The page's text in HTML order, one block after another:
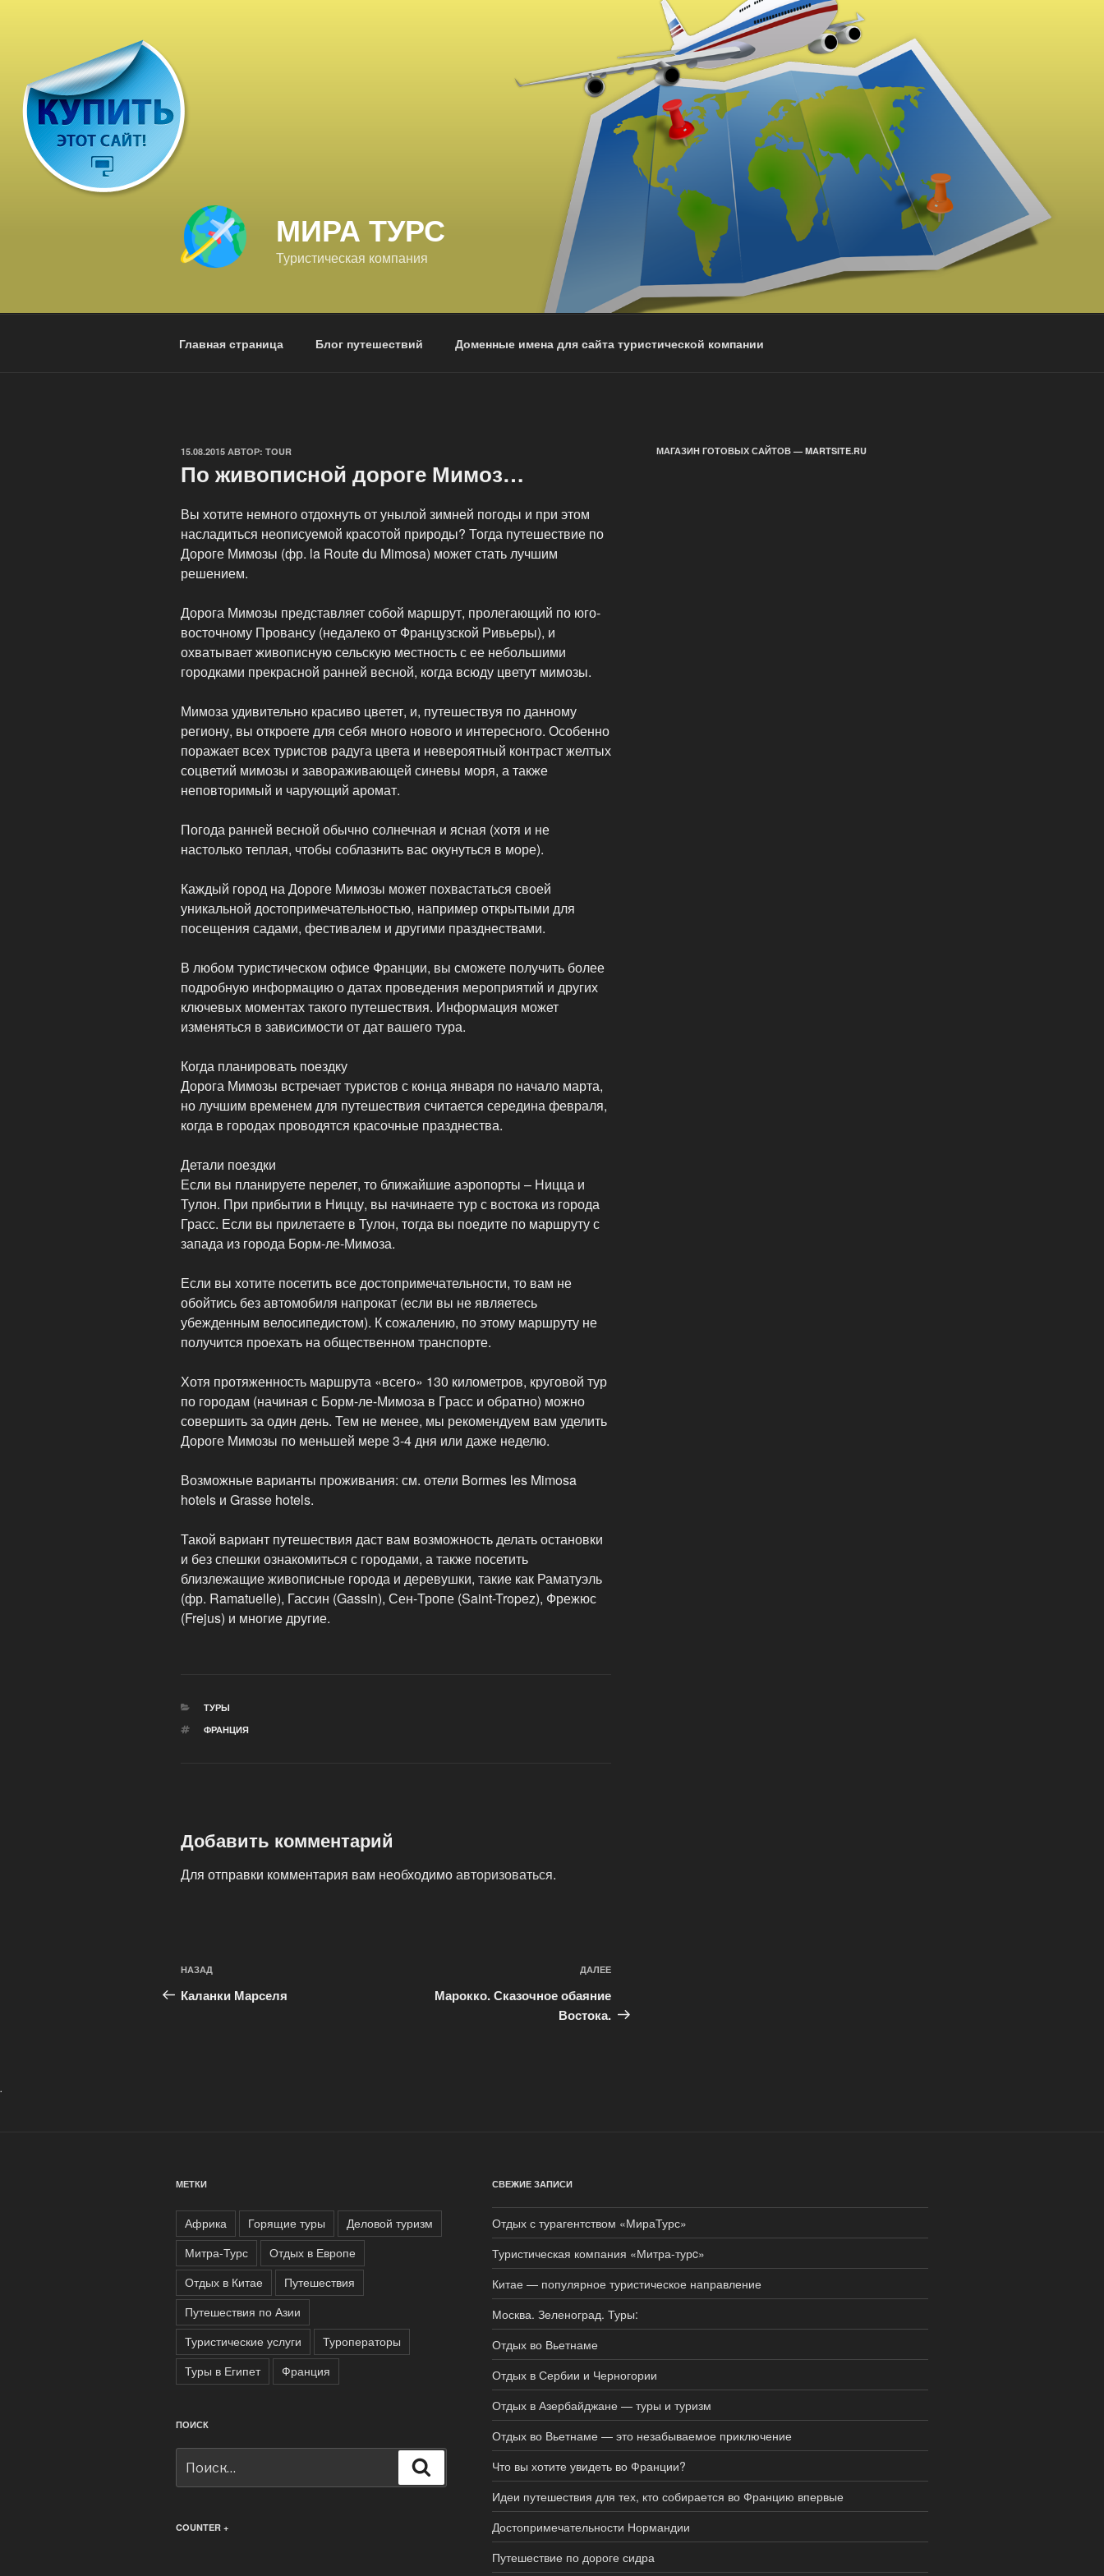
МИРА ТУРС
Туристическая компания
Главная страница Блог путешествий Доменные имена для сайта туристической компании
ОПУБЛИКОВАНО
15.08.2015 АВТОР: TOUR
По живописной дороге Мимоз…
Вы хотите немного отдохнуть от унылой зимней погоды и при этом
насладиться неописуемой красотой природы? Тогда путешествие по
Дороге Мимозы (фр. la Route du Mimosa) может стать лучшим
решением.
Дорога Мимозы представляет собой маршрут, пролегающий по юго-
восточному Провансу (недалеко от Французской Ривьеры), и
охватывает живописную сельскую местность с ее небольшими
городками прекрасной ранней весной, когда всюду цветут мимозы.
Мимоза удивительно красиво цветет, и, путешествуя по данному
региону, вы откроете для себя много нового и интересного. Особенно
поражает всех туристов радуга цвета и невероятный контраст желтых
соцветий мимозы и завораживающей синевы моря, а также
неповторимый и чарующий аромат.
Погода ранней весной обычно солнечная и ясная (хотя и не
настолько теплая, чтобы соблазнить вас окунуться в море).
Каждый город на Дороге Мимозы может похвастаться своей
уникальной достопримечательностью, например открытыми для
посещения садами, фестивалем и другими празднествами.
В любом туристическом офисе Франции, вы сможете получить более
подробную информацию о датах проведения мероприятий и других
ключевых моментах такого путешествия. Информация может
изменяться в зависимости от дат вашего тура.
Когда планировать поездку
Дорога Мимозы встречает туристов с конца января по начало марта,
но лучшим временем для путешествия считается середина февраля,
когда в городах проводятся красочные празднества.
Детали поездки
Если вы планируете перелет, то ближайшие аэропорты – Ницца и
Тулон. При прибытии в Ниццу, вы начинаете тур с востока из города
Грасс. Если вы прилетаете в Тулон, тогда вы поедите по маршруту с
запада из города Борм-ле-Мимоза.
Если вы хотите посетить все достопримечательности, то вам не
обойтись без автомобиля напрокат (если вы не являетесь
убежденным велосипедистом). К сожалению, по этому маршруту не
получится проехать на общественном транспорте.
Хотя протяженность маршрута «всего» 130 километров, круговой тур
по городам (начиная с Борм-ле-Мимоза в Грасс и обратно) можно
совершить за один день. Тем не менее, мы рекомендуем вам уделить
Дороге Мимозы по меньшей мере 3-4 дня или даже неделю.
Возможные варианты проживания: см. отели Bormes les Mimosa
hotels и Grasse hotels.
Такой вариант путешествия даст вам возможность делать остановки
и без спешки ознакомиться с городами, а также посетить
близлежащие живописные города и деревушки, такие как Раматуэль
(фр. Ramatuelle), Гассин (Gassin), Сен-Тропе (Saint-Tropez), Фрежюс
(Frejus) и многие другие.
РУБРИКИ
ТУРЫ
МЕТКИ
ФРАНЦИЯ
Добавить комментарий
Для отправки комментария вам необходимоавторизоваться.
Навигация
по
Предыдущая
запись:
НАЗАД
Каланки Марселя
ДАЛЕЕ
Марокко. Сказочное обаяние
Востока.
МАГАЗИН ГОТОВЫХ САЙТОВ — MARTSITE.RU
.
МЕТКИ
Африка Горящие туры
Деловой туризм
Митра-Турс
Отдых в Европе
Отдых в Китае
Путешествия
Путешествия по Азии
Туристические услуги
Туроператоры
Туры в Египет
Франция
ПОИСК
COUNTER +
СВЕЖИЕ ЗАПИСИ
Отдых с турагентством «МираТурс»
Туристическая компания «Митра-турc»
Китае — популярное туристическое направление
Москва. Зеленоград. Туры:
Отдых во Вьетнаме
Отдых в Сербии и Черногории
Отдых в Азербайджане — туры и туризм
Отдых во Вьетнаме — это незабываемое приключение
Что вы хотите увидеть во Франции?
Идеи путешествия для тех, кто собирается во Францию впервые
Достопримечательности Нормандии
Путешествие по дороге сидра